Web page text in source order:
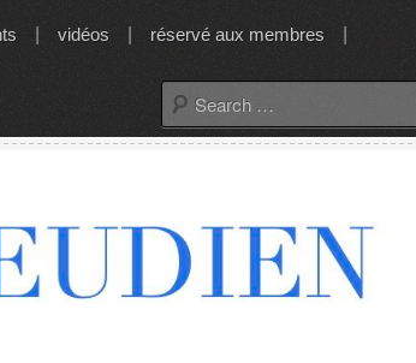
vidéos réservé aux membres
Search
for: